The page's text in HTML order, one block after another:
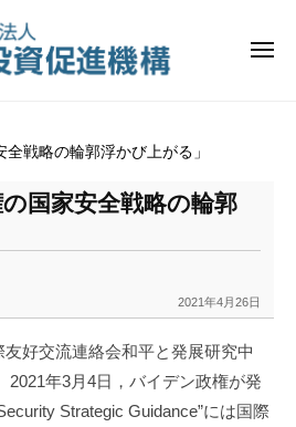
メ
全戦略の輪郭浮かび上がる」
の国家安全戦略の輪郭
2021年4月26日
好交流連絡会和平と発展研究中
2021年3月4日，バイデン政権が発
Strategic Guidance”には国際